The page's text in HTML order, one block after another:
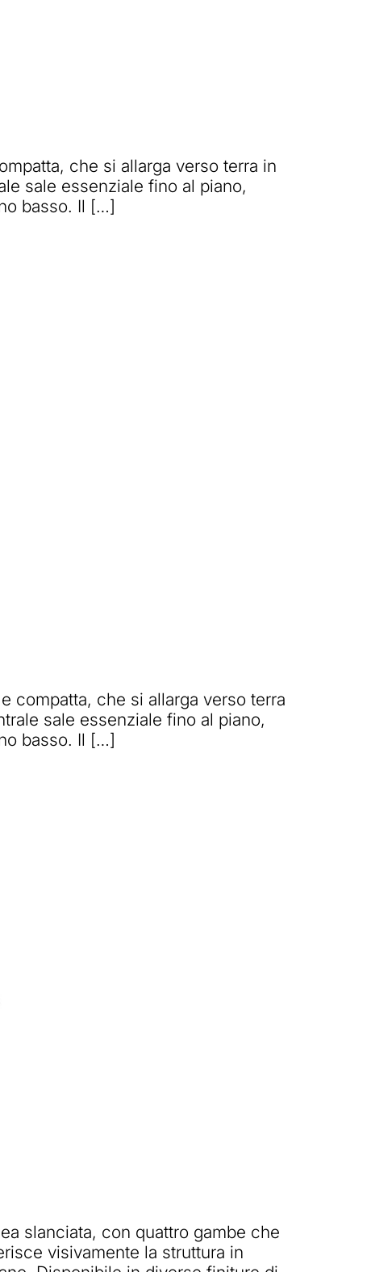
che si allarga verso terra in
sale essenziale fino al piano,
basso. Il […]
compatta, che si allarga verso terra
sale essenziale fino al piano,
basso. Il […]
slanciata, con quattro gambe che
visivamente la struttura in